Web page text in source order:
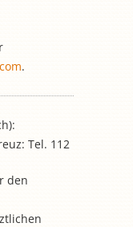
.
Tel. 112
den